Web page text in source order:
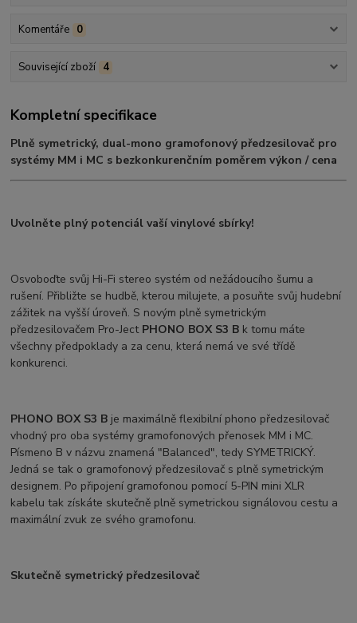
Komentáře 0
Související zboží 4
Kompletní specifikace
Plně symetrický, dual-mono gramofonový předzesilovač pro
systémy MM i MC s bezkonkurenčním poměrem výkon / cena
Uvolněte plný potenciál vaší vinylové sbírky!
Osvoboďte svůj Hi-Fi stereo systém od nežádoucího šumu a
rušení. Přibližte se hudbě, kterou milujete, a posuňte svůj hudební
zážitek na vyšší úroveň. S novým plně symetrickým
předzesilovačem Pro-Ject PHONO BOX S3 B k tomu máte
všechny předpoklady a za cenu, která nemá ve své třídě
konkurenci.
PHONO BOX S3 B je maximálně flexibilní phono předzesilovač
vhodný pro oba systémy gramofonových přenosek MM i MC.
Písmeno B v názvu znamená "Balanced", tedy SYMETRICKÝ.
Jedná se tak o gramofonový předzesilovač s plně symetrickým
designem. Po připojení gramofonou pomocí 5-PIN mini XLR
kabelu tak získáte skutečně plně symetrickou signálovou cestu a
maximální zvuk ze svého gramofonu.
Skutečně symetrický předzesilovač